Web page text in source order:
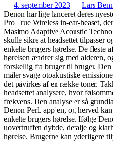
4. september 2023
Lars
Denon har lige lanceret deres
Pro True Wireless in-ear-heaset,
Masimo Adaptive Acoustic
skulle sikre at headsettet tilpasser
enkelte brugers hørelse. De fleste
hørelsen ændrer sig med alderen,
forskellig fra bruger til bruger.
måler svage otoakustiske
det påvirkes af en række toner.
headsettet analysere, hvor
frekvens. Den analyse er så
Denon PerL app’en, og herved
enkelte brugers hørelse. Ifølge
uovertruffen dybde, detalje og
hørelse. Brugerne kan yderligere